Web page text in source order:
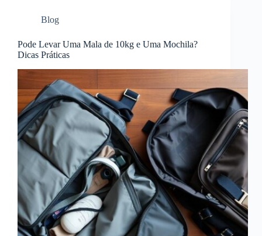
Blog
Pode Levar Uma Mala de 10kg e Uma Mochila?
Dicas Práticas